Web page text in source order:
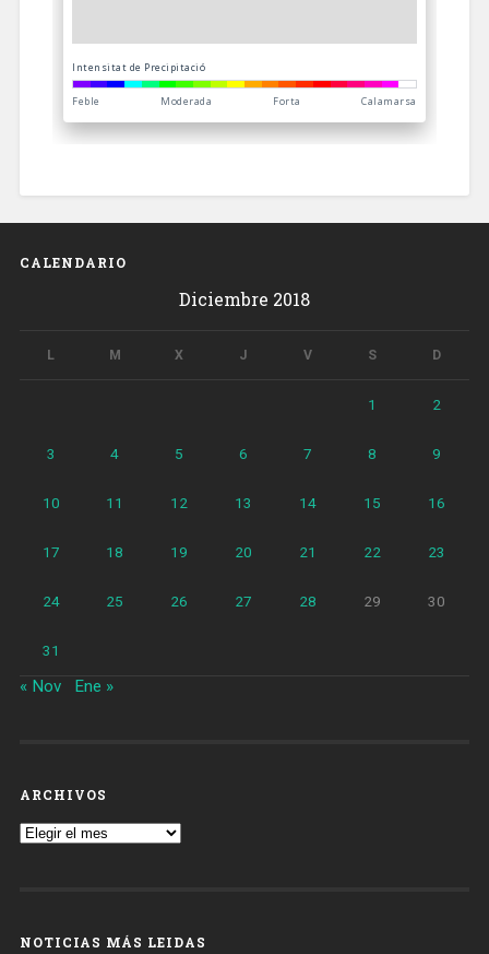
CALENDARIO
Diciembre 2018
L M X J V S D
1 2
3 4 5 6 7 8 9
10 11 12 13 14 15 16
17 18 19 20 21 22 23
24 25 26 27 28 29 30
31
« Nov Ene »
ARCHIVOS
Archivos
NOTICIAS MÁS LEIDAS